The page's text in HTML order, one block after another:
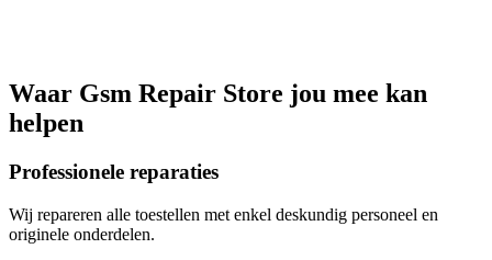
Waar Gsm Repair Store jou mee kan
helpen
Professionele reparaties
Wij repareren alle toestellen met enkel deskundig personeel en
originele onderdelen.